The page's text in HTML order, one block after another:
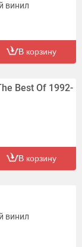
винил
В корзину
Best Of 1992-
В корзину
винил